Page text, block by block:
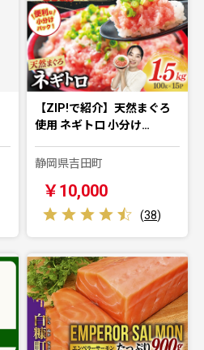
【ZIP!で紹介】天然まぐろ
使用 ネギトロ 小分け…
静岡県吉田町
￥10,000
(38)